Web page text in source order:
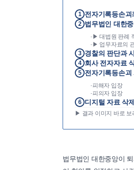
1 전자기록등손괴
2 법무법인 대한
-▶ 대법원 판례
-▶ 업무자료의
3 경찰의 판단과
4 회사 전자자료
5 전자기록등손
-피해자 입장
-피의자 입장
6 디지털 자료 삭
▶ 결과 이미지 바로 보
법무법인 대한중앙이